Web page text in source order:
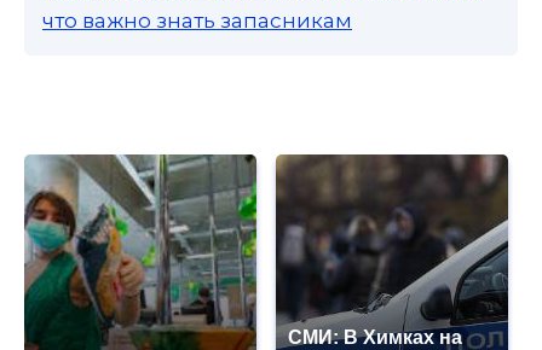
что важно знать запасникам
СМИ: В Химках на